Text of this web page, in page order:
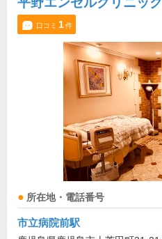
口コミ 1件
所在地・電話番号
市立病院前駅